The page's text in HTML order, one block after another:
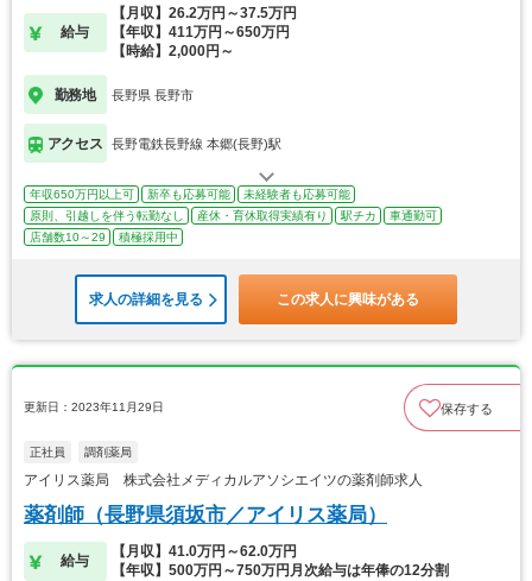
給与
【月収】26.2万円～37.5万円
【年収】411万円～650万円
【時給】2,000円～
勤務地 長野県 長野市
アクセス 長野電鉄長野線 本郷(長野)駅
年収650万円以上可 新卒も応募可能
未経験者も応募可能
原則、引越しを伴う転勤なし
産休・育休取得実績有り 駅チカ
車通勤可
店舗数10～29
積極採用中
求人の詳細を見る この求人に興味がある
更新日：2023年11月29日 保存する
正社員 調剤薬局
アイリス薬局 株式会社メディカルアソシエイツの薬剤師求人
薬剤師（長野県須坂市／アイリス薬局）
給与
【月収】41.0万円～62.0万円
【年収】500万円～750万円月次給与は年俸の12分割